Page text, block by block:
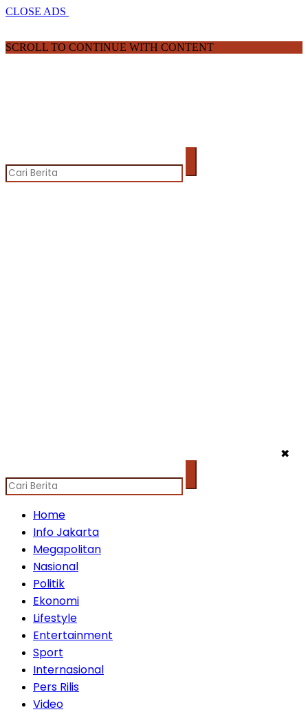
CLOSE ADS
SCROLL TO CONTINUE WITH CONTENT
✖
Home
Info Jakarta
Megapolitan
Nasional
Politik
Ekonomi
Lifestyle
Entertainment
Sport
Internasional
Pers Rilis
Video